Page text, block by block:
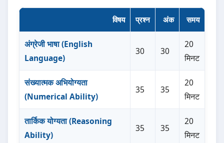
विषय प्रश्न अंक समय
अंग्रेजी भाषा (English
Language)
30 30
20
मिनट
संख्यात्मक अभियोग्यता
(Numerical Ability)
35 35
20
मिनट
तार्किक योग्यता (Reasoning
Ability)
35 35
20
मिनट